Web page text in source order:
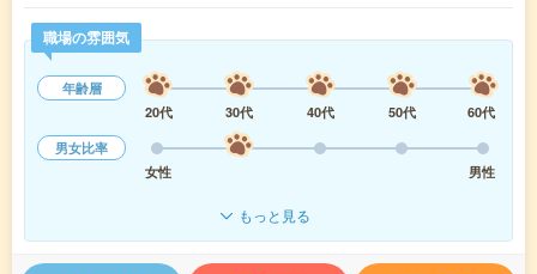
職場の雰囲気
年齢層
20代
30代 40代 50代
60代
男女比率
女性
男性
もっと見る